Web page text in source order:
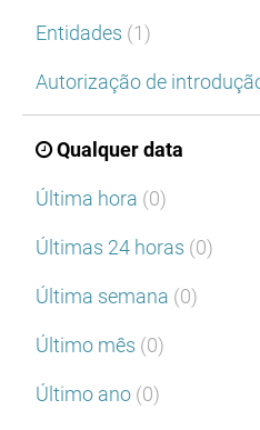
Entidades (1)
Autorização de
Qualquer data
Última hora (0)
Últimas 24 horas (0)
Última semana (0)
Último mês (0)
Último ano (0)